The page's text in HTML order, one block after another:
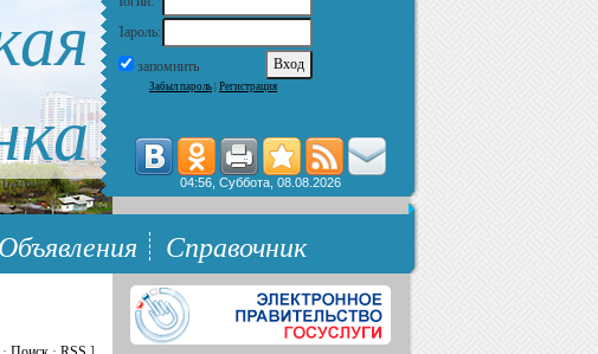
Пароль:
запомнить
Забыл пароль Регистрация
04:56, Суббота, 08.08.2026
Объявления Справочник